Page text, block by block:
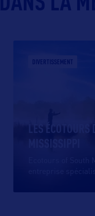
DIVERTISSEMENT
LES ÉCOTOURS
MISSISSIPPI
entreprise